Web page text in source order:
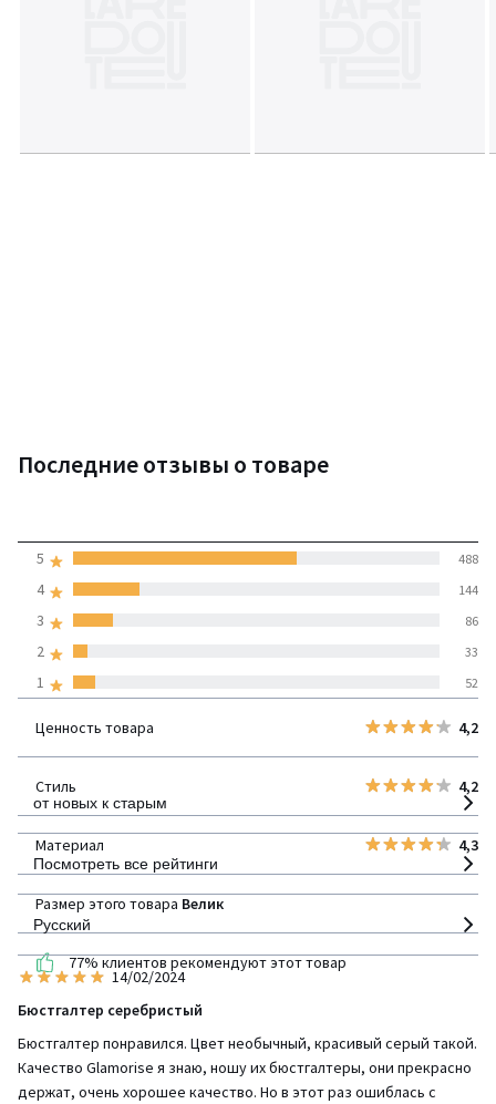
Последние отзывы о товаре
1 52
2 33
3 86
4 144
5 488
Ценность товара 4,2
Стиль 4,2
Материал 4,3
Размер этого товара Велик
77% клиентов рекомендуют этот товар
от новых к старым
Посмотреть все рейтинги
Русский
14/02/2024
Бюстгалтер серебристый
Бюстгалтер понравился. Цвет необычный, красивый серый такой.
Качество Glamorise я знаю, ношу их бюстгалтеры, они прекрасно
держат, очень хорошее качество. Но в этот раз ошиблась с